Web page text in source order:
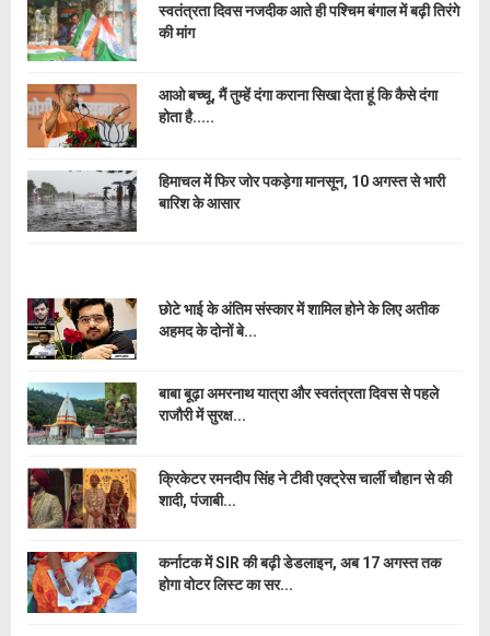
स्वतंत्रता दिवस नजदीक आते ही पश्चिम बंगाल में बढ़ी तिरंगे
की मांग
आओ बच्चू, मैं तुम्हें दंगा कराना सिखा देता हूं कि कैसे दंगा
होता है.....
हिमाचल में फिर जोर पकड़ेगा मानसून, 10 अगस्त से भारी
बारिश के आसार
छोटे भाई के अंतिम संस्कार में शामिल होने के लिए अतीक
अहमद के दोनों बे...
बाबा बूढ़ा अमरनाथ यात्रा और स्वतंत्रता दिवस से पहले
राजौरी में सुरक्ष...
क्रिकेटर रमनदीप सिंह ने टीवी एक्ट्रेस चार्ली चौहान से की
शादी, पंजाबी...
कर्नाटक में SIR की बढ़ी डेडलाइन, अब 17 अगस्त तक
होगा वोटर लिस्ट का सर...